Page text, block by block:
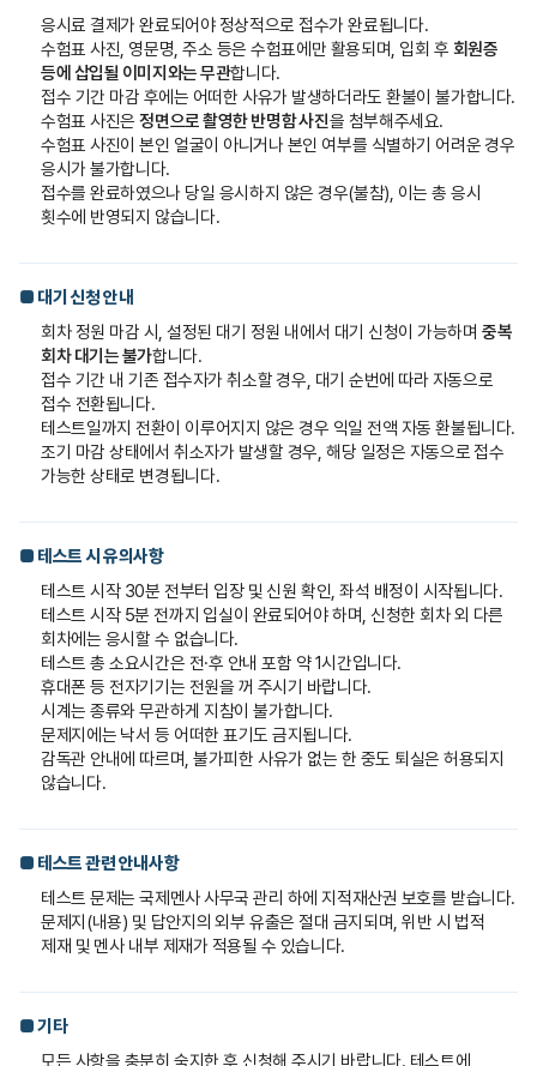
응시료 결제가 완료되어야 정상적으로 접수가 완료됩니다.
수험표 사진, 영문명, 주소 등은 수험표에만 활용되며, 입회 후 회원증
등에 삽입될 이미지와는 무관합니다.
접수 기간 마감 후에는 어떠한 사유가 발생하더라도 환불이 불가합니다.
수험표 사진은정면으로 촬영한 반명함 사진을 첨부해주세요.
수험표 사진이 본인 얼굴이 아니거나 본인 여부를 식별하기 어려운 경우
응시가 불가합니다.
접수를 완료하였으나 당일 응시하지 않은 경우(불참), 이는 총 응시
횟수에 반영되지 않습니다.
■ 대기 신청 안내
회차 정원 마감 시, 설정된 대기 정원 내에서 대기 신청이 가능하며중복
회차 대기는 불가합니다.
접수 기간 내 기존 접수자가 취소할 경우, 대기 순번에 따라 자동으로
접수 전환됩니다.
테스트일까지 전환이 이루어지지 않은 경우 익일 전액 자동 환불됩니다.
조기 마감 상태에서 취소자가 발생할 경우, 해당 일정은 자동으로 접수
가능한 상태로 변경됩니다.
■ 테스트 시 유의사항
테스트 시작 30분 전부터 입장 및 신원 확인, 좌석 배정이 시작됩니다.
테스트 시작 5분 전까지 입실이 완료되어야 하며, 신청한 회차 외 다른
회차에는 응시할 수 없습니다.
테스트 총 소요시간은 전·후 안내 포함 약 1시간입니다.
휴대폰 등 전자기기는 전원을 꺼 주시기 바랍니다.
시계는 종류와 무관하게 지참이 불가합니다.
문제지에는 낙서 등 어떠한 표기도 금지됩니다.
감독관 안내에 따르며, 불가피한 사유가 없는 한 중도 퇴실은 허용되지
않습니다.
■ 테스트 관련 안내사항
테스트 문제는 국제멘사 사무국 관리 하에 지적재산권 보호를 받습니다.
문제지(내용) 및 답안지의 외부 유출은 절대 금지되며, 위반 시 법적
제재 및 멘사 내부 제재가 적용될 수 있습니다.
■ 기타
모든 사항을 충분히 숙지한 후 신청해 주시기 바랍니다. 테스트에